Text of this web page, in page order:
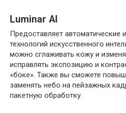
Luminar AI
Предоставляет автоматические
технологий искусственного
можно сглаживать кожу и
исправлять экспозицию и
«боке». Также вы сможете
заменять небо на пейзажных
пакетную обработку.